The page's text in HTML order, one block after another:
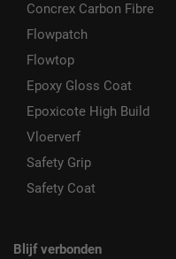
Concrex Carbon Fibre
Flowpatch
Flowtop
Epoxy Gloss Coat
Epoxicote High Build
Vloerverf
Safety Grip
Safety Coat
Blijf verbonden